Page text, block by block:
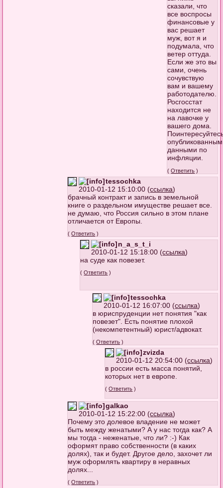
сказали, что
все воспросы
финансовые у
вас решает
муж, вот я и
подумала, что
ветер оттуда.
Если же это вы
сами, очень
сочувствую
вам и вашему
работодателю.
Росгосстат
находится не
на лавочке у
вашего дома.
данными по
инфляции.
(Ответить )
tessochka
2010-01-12 15:10:00 (ссылка)
брачный контракт и запись в земельной
книге о раздельном имуществе решает все.
не думаю, что Россия сильно в этом плане
отличается от Европы.
(Ответить )
n_a_s_t_i
2010-01-12 15:18:00 (ссылка)
на суде как повезет.
(Ответить )
tessochka
2010-01-12 16:07:00 (ссылка)
в юриспруденции нет понятия "как
повезет". Есть понятие плохой
(некомпетентный) юрист/адвокат.
(Ответить )
zvizda
2010-01-12 20:54:00 (ссылка)
в россии есть масса понятий,
которых нет в европе.
(Ответить )
galkao
2010-01-12 15:22:00 (ссылка)
Почему это долевое владение не может
быть между женатыми? А у нас тогда как? А
мы тогда - неженатые, что ли? :-) Как
оформят право собственности (в каких
долях), так и будет. Другое дело, захочет ли
муж оформлять квартиру в неравных
долях...
(Ответить )